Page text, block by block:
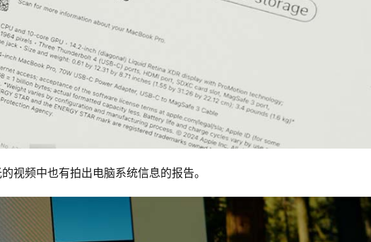
视频中也有拍出电脑系统信息的报告。